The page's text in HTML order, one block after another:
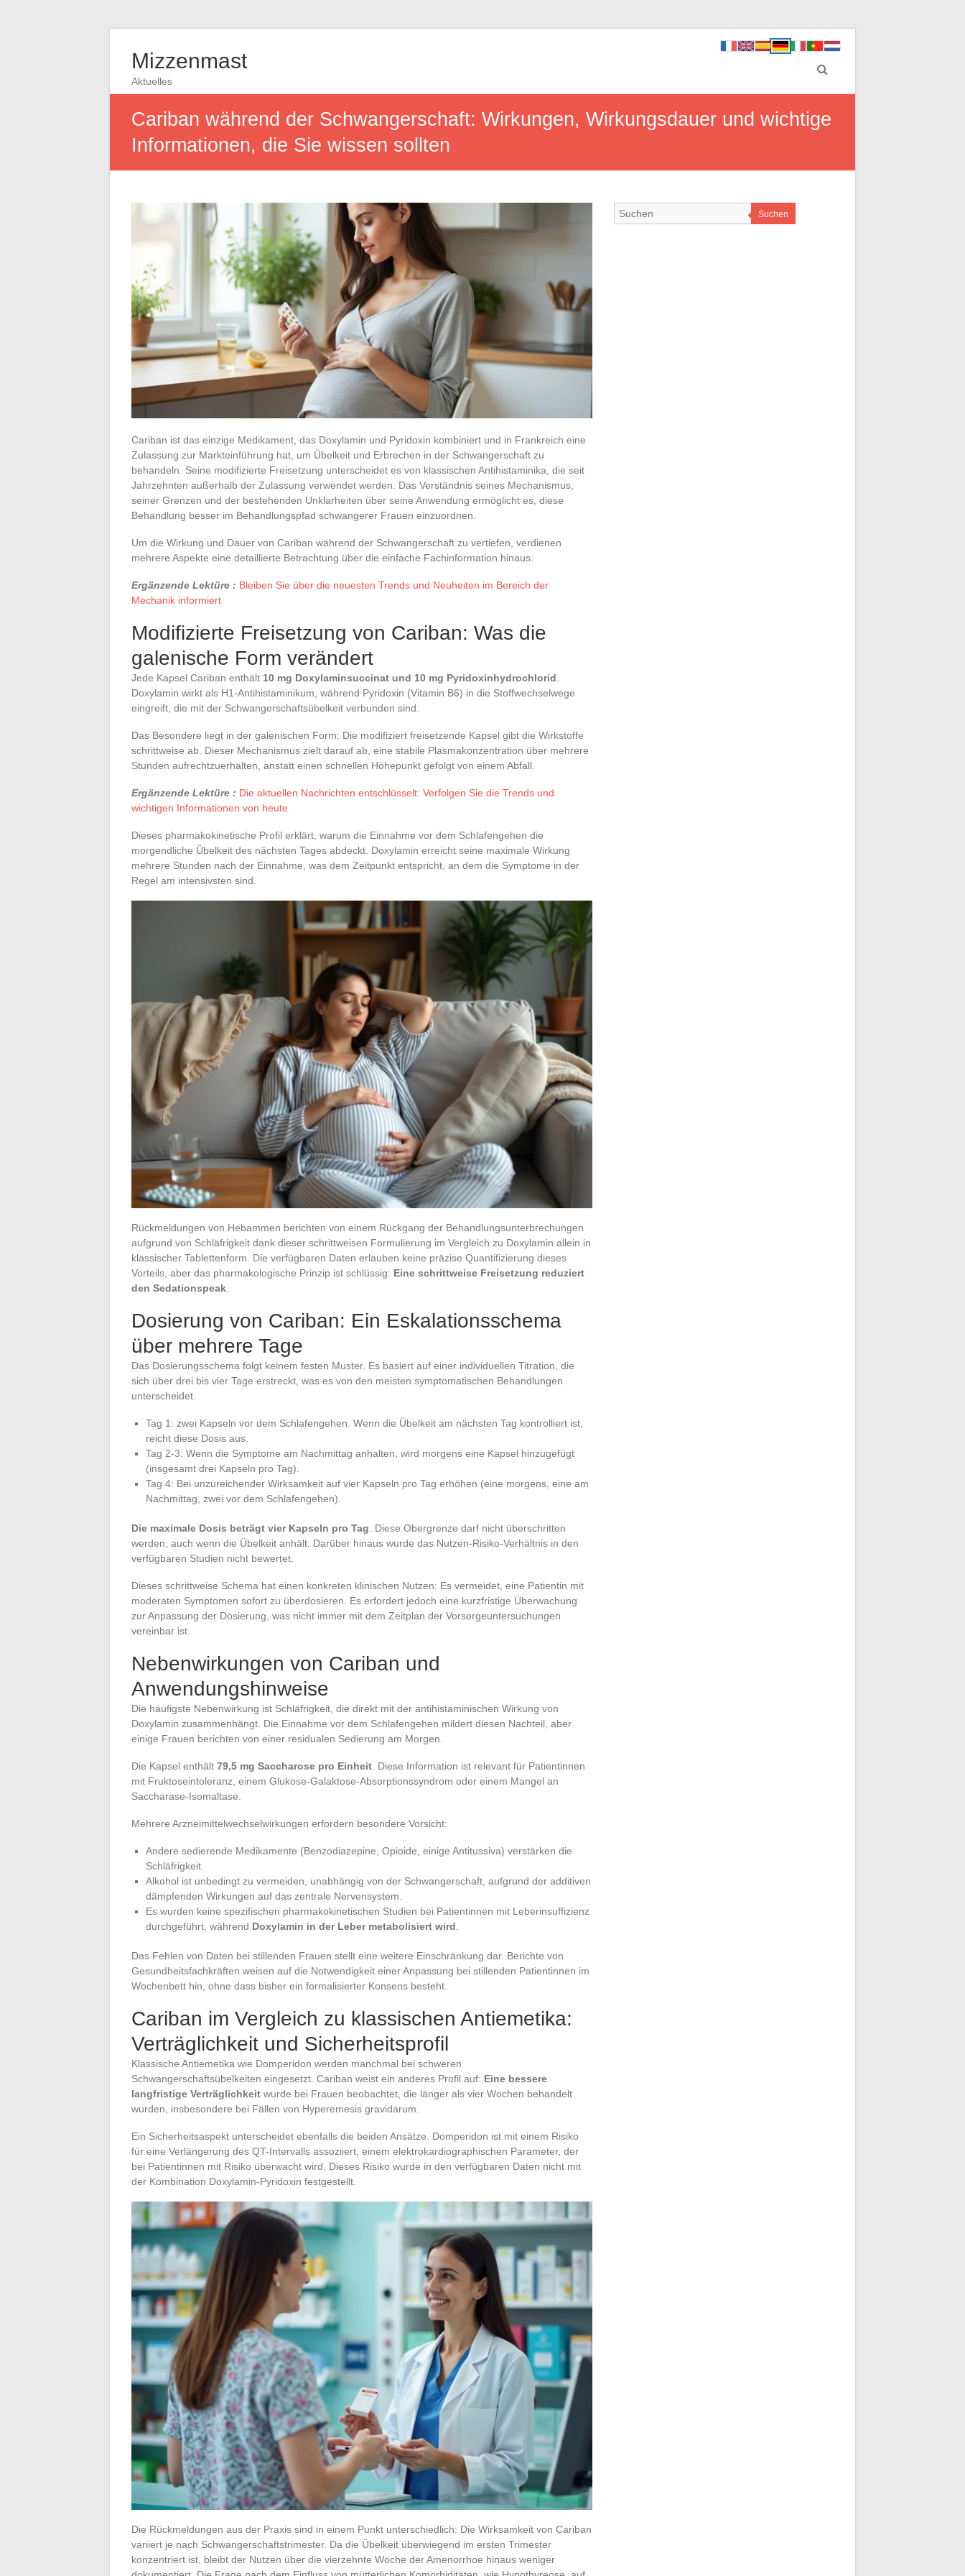
Mizzenmast
Aktuelles
Cariban während der Schwangerschaft: Wirkungen, Wirkungsdauer und wichtige
Informationen, die Sie wissen sollten
Cariban ist das einzige Medikament, das Doxylamin und Pyridoxin kombiniert und in Frankreich eine
Zulassung zur Markteinführung hat, um Übelkeit und Erbrechen in der Schwangerschaft zu
behandeln. Seine modifizierte Freisetzung unterscheidet es von klassischen Antihistaminika, die seit
Jahrzehnten außerhalb der Zulassung verwendet werden. Das Verständnis seines Mechanismus,
seiner Grenzen und der bestehenden Unklarheiten über seine Anwendung ermöglicht es, diese
Behandlung besser im Behandlungspfad schwangerer Frauen einzuordnen.
Um die Wirkung und Dauer von Cariban während der Schwangerschaft zu vertiefen, verdienen
mehrere Aspekte eine detaillierte Betrachtung über die einfache Fachinformation hinaus.
Ergänzende Lektüre : Bleiben Sie über die neuesten Trends und Neuheiten im Bereich der
Mechanik informiert
Modifizierte Freisetzung von Cariban: Was die
galenische Form verändert
Jede Kapsel Cariban enthält 10 mg Doxylaminsuccinat und 10 mg Pyridoxinhydrochlorid
Doxylamin wirkt als H1-Antihistaminikum, während Pyridoxin (Vitamin B6) in die Stoffwechselwege
eingreift, die mit der Schwangerschaftsübelkeit verbunden sind.
Das Besondere liegt in der galenischen Form: Die modifiziert freisetzende Kapsel gibt die Wirkstoffe
schrittweise ab. Dieser Mechanismus zielt darauf ab, eine stabile Plasmakonzentration über mehrere
Stunden aufrechtzuerhalten, anstatt einen schnellen Höhepunkt gefolgt von einem Abfall.
Ergänzende Lektüre : Die aktuellen Nachrichten entschlüsselt: Verfolgen Sie die Trends und
wichtigen Informationen von heute
Dieses pharmakokinetische Profil erklärt, warum die Einnahme vor dem Schlafengehen die
morgendliche Übelkeit des nächsten Tages abdeckt. Doxylamin erreicht seine maximale Wirkung
mehrere Stunden nach der Einnahme, was dem Zeitpunkt entspricht, an dem die Symptome in der
Regel am intensivsten sind.
Rückmeldungen von Hebammen berichten von einem Rückgang der Behandlungsunterbrechungen
aufgrund von Schläfrigkeit dank dieser schrittweisen Formulierung im Vergleich zu Doxylamin allein in
klassischer Tablettenform. Die verfügbaren Daten erlauben keine präzise Quantifizierung dieses
Vorteils, aber das pharmakologische Prinzip ist schlüssig: Eine schrittweise Freisetzung reduziert
den Sedationspeak.
Dosierung von Cariban: Ein Eskalationsschema
über mehrere Tage
Das Dosierungsschema folgt keinem festen Muster. Es basiert auf einer individuellen Titration, die
sich über drei bis vier Tage erstreckt, was es von den meisten symptomatischen Behandlungen
unterscheidet.
Tag 1: zwei Kapseln vor dem Schlafengehen. Wenn die Übelkeit am nächsten Tag kontrolliert ist,
reicht diese Dosis aus.
Tag 2-3: Wenn die Symptome am Nachmittag anhalten, wird morgens eine Kapsel hinzugefügt
(insgesamt drei Kapseln pro Tag).
Tag 4: Bei unzureichender Wirksamkeit auf vier Kapseln pro Tag erhöhen (eine morgens, eine am
Nachmittag, zwei vor dem Schlafengehen).
Die maximale Dosis beträgt vier Kapseln pro Tag. Diese Obergrenze darf nicht überschritten
werden, auch wenn die Übelkeit anhält. Darüber hinaus wurde das Nutzen-Risiko-Verhältnis in den
verfügbaren Studien nicht bewertet.
Dieses schrittweise Schema hat einen konkreten klinischen Nutzen: Es vermeidet, eine Patientin mit
moderaten Symptomen sofort zu überdosieren. Es erfordert jedoch eine kurzfristige Überwachung
zur Anpassung der Dosierung, was nicht immer mit dem Zeitplan der Vorsorgeuntersuchungen
vereinbar ist.
Nebenwirkungen von Cariban und
Anwendungshinweise
Die häufigste Nebenwirkung ist Schläfrigkeit, die direkt mit der antihistaminischen Wirkung von
Doxylamin zusammenhängt. Die Einnahme vor dem Schlafengehen mildert diesen Nachteil, aber
einige Frauen berichten von einer residualen Sedierung am Morgen.
Die Kapsel enthält 79,5 mg Saccharose pro Einheit. Diese Information ist relevant für Patientinnen
mit Fruktoseintoleranz, einem Glukose-Galaktose-Absorptionssyndrom oder einem Mangel an
Saccharase-Isomaltase.
Mehrere Arzneimittelwechselwirkungen erfordern besondere Vorsicht:
Andere sedierende Medikamente (Benzodiazepine, Opioide, einige Antitussiva) verstärken die
Schläfrigkeit.
Alkohol ist unbedingt zu vermeiden, unabhängig von der Schwangerschaft, aufgrund der additiven
dämpfenden Wirkungen auf das zentrale Nervensystem.
Es wurden keine spezifischen pharmakokinetischen Studien bei Patientinnen mit Leberinsuffizienz
durchgeführt, während Doxylamin in der Leber metabolisiert wird.
Das Fehlen von Daten bei stillenden Frauen stellt eine weitere Einschränkung dar. Berichte von
Gesundheitsfachkräften weisen auf die Notwendigkeit einer Anpassung bei stillenden Patientinnen im
Wochenbett hin, ohne dass bisher ein formalisierter Konsens besteht.
Cariban im Vergleich zu klassischen Antiemetika:
Verträglichkeit und Sicherheitsprofil
Klassische Antiemetika wie Domperidon werden manchmal bei schweren
Schwangerschaftsübelkeiten eingesetzt. Cariban weist ein anderes Profil auf: Eine bessere
langfristige Verträglichkeit wurde bei Frauen beobachtet, die länger als vier Wochen behandelt
wurden, insbesondere bei Fällen von Hyperemesis gravidarum.
Ein Sicherheitsaspekt unterscheidet ebenfalls die beiden Ansätze. Domperidon ist mit einem Risiko
für eine Verlängerung des QT-Intervalls assoziiert, einem elektrokardiographischen Parameter, der
bei Patientinnen mit Risiko überwacht wird. Dieses Risiko wurde in den verfügbaren Daten nicht mit
der Kombination Doxylamin-Pyridoxin festgestellt.
Die Rückmeldungen aus der Praxis sind in einem Punkt unterschiedlich: Die Wirksamkeit von Cariban
variiert je nach Schwangerschaftstrimester. Da die Übelkeit überwiegend im ersten Trimester
konzentriert ist, bleibt der Nutzen über die vierzehnte Woche der Amenorrhoe hinaus weniger
Suchen